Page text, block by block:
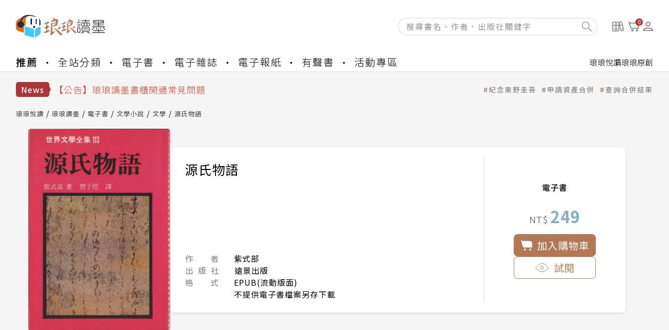
0
推薦 全站分類 電子書 電子雜誌 電子報紙 有聲書 活動專區 琅琅悅讀琅琅原創
News
【公告】因 Readmoo 讀墨系統維護中，本站同步暫停部分閱讀服務
【公告】琅琅讀墨書櫃開通常見問題
【公告】琅琅書店服務升級重要說明及資產合併結果查詢
【公告】因 Readmoo 讀墨系統維護中，本站同步暫停部分閱讀服務
紀念東野圭吾 申請資產合併 查詢合併結果
琅琅悅讀 琅琅讀墨 電子書 文學小說 文學 源氏物語
源氏物語
作 者
紫式部
出 版 社
遠景出版
格 式
EPUB(流動版面)
不提供電子書檔案另存下載
電子書
NT$ 249
加入購物車
試閱